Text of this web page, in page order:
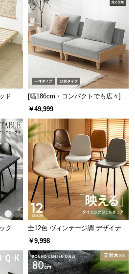
然木脚
を誇るオーク材を使用。天然木
温もりを感じさせます。
るスチール取っ手
を与えるスチール製の取っ
レート状で開閉もスムーズで
ド
[幅186cm・コンパクトでも広々] 3
人掛けソファベッド リクライニン
￥49,999
クフ
4人掛
全12色 ヴィンテージ調 デザイナー
ズシェルチェア
￥9,998